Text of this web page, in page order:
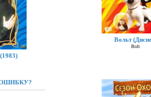
Вольт
Bolt